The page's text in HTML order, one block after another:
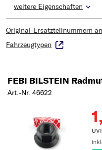
weitere Eigenschaften
Original-Ersatzteilnummern
Fahrzeugtypen
FEBI BILSTEIN
Art.-Nr. 46622